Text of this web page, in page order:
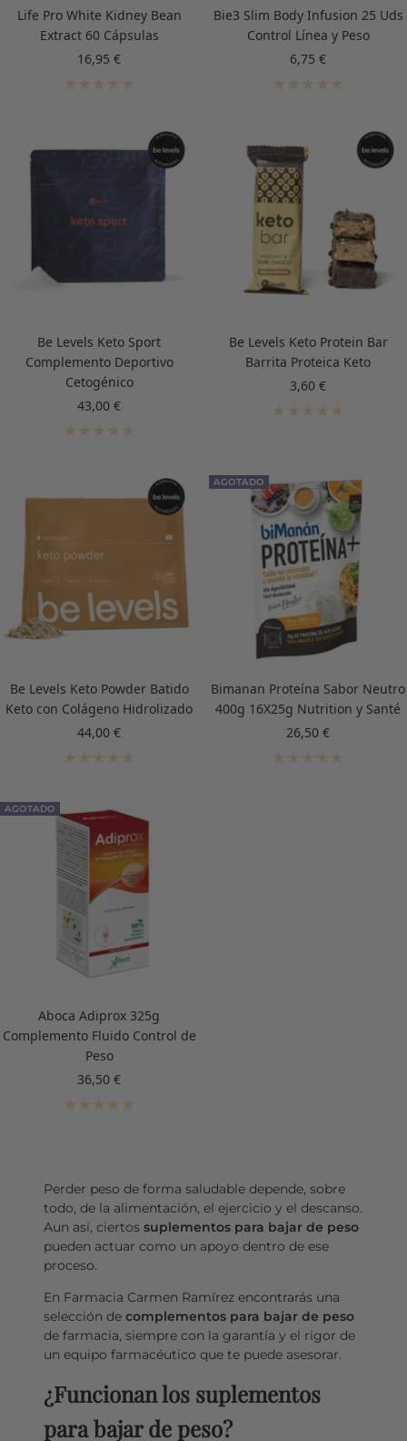
Life Pro White Kidney Bean
Extract 60 Cápsulas
Precio
de
16,95 €
Bie3 Slim Body Infusion 25 Uds
Control Línea y Peso
Precio
de
6,75 €
Be Levels Keto Sport
Complemento Deportivo
Cetogénico
Precio
de
43,00 €
Be Levels Keto Protein Bar
Barrita Proteica Keto
Precio
de
3,60 €
Be Levels Keto Powder Batido
Keto con Colágeno Hidrolizado
Precio
de
44,00 €
AGOTADO
Bimanan Proteína Sabor Neutro
400g 16X25g Nutrition y Santé
Precio
de
26,50 €
AGOTADO
Aboca Adiprox 325g
Complemento Fluido Control de
Peso
Precio
de
36,50 €
Perder peso de forma saludable depende, sobre
todo, de la alimentación, el ejercicio y el descanso.
Aun así, ciertos suplementos para bajar de peso
pueden actuar como un apoyo dentro de ese
proceso.
En Farmacia Carmen Ramírez encontrarás una
selección de complementos para bajar de peso
de farmacia, siempre con la garantía y el rigor de
un equipo farmacéutico que te puede asesorar.
¿Funcionan los suplementos
para bajar de peso?